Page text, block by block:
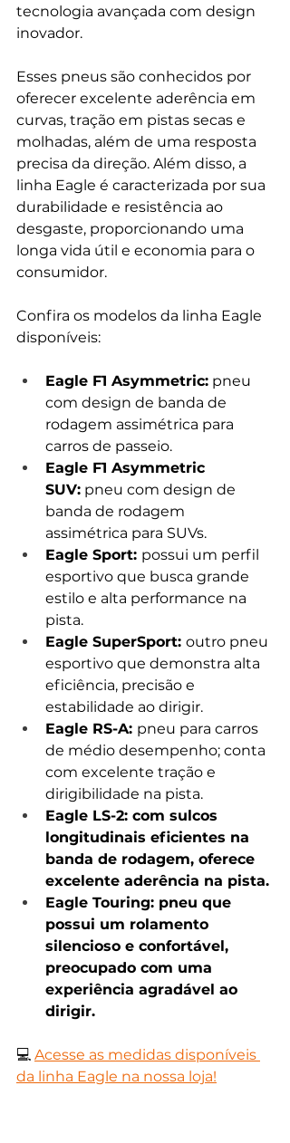
tecnologia avançada com design
inovador.
Esses pneus são conhecidos por
oferecer excelente aderência em
curvas, tração em pistas secas e
molhadas, além de uma resposta
precisa da direção. Além disso, a
linha Eagle é caracterizada por sua
durabilidade e resistência ao
desgaste, proporcionando uma
longa vida útil e economia para o
consumidor.
Confira os modelos da linha Eagle
disponíveis:
Eagle F1 Asymmetric: pneu
com design de banda de
rodagem assimétrica para
carros de passeio.
Eagle F1 Asymmetric
SUV: pneu com design de
banda de rodagem
assimétrica para SUVs.
Eagle Sport: possui um perfil
esportivo que busca grande
estilo e alta performance na
pista.
Eagle SuperSport: outro pneu
esportivo que demonstra alta
eficiência, precisão e
estabilidade ao dirigir.
Eagle RS-A: pneu para carros
de médio desempenho; conta
com excelente tração e
dirigibilidade na pista.
Eagle LS-2: com sulcos
longitudinais eficientes na
banda de rodagem, oferece
excelente aderência na pista.
Eagle Touring: pneu que
possui um rolamento
silencioso e confortável,
preocupado com uma
experiência agradável ao
dirigir.
💻 Acesse as medidas disponíveis
da linha Eagle na nossa loja!